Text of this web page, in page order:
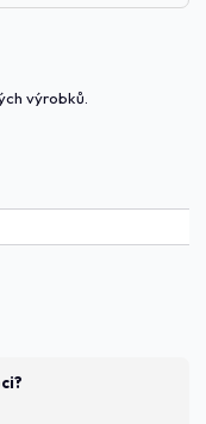
výrobků.